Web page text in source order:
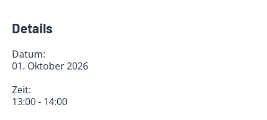
Details
Datum:
01. Oktober 2026
Zeit:
13:00 - 14:00